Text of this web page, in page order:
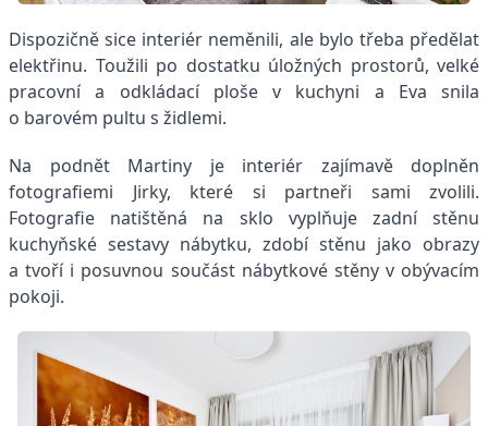
Dispozičně sice interiér neměnili, ale bylo třeba předělat
elektřinu. Toužili po dostatku úložných prostorů, velké
pracovní a odkládací ploše v kuchyni a Eva snila
o barovém pultu s židlemi.
Na podnět Martiny je interiér zajímavě doplněn
fotografiemi Jirky, které si partneři sami zvolili.
Fotografie natištěná na sklo vyplňuje zadní stěnu
kuchyňské sestavy nábytku, zdobí stěnu jako obrazy
a tvoří i posuvnou součást nábytkové stěny v obývacím
pokoji.